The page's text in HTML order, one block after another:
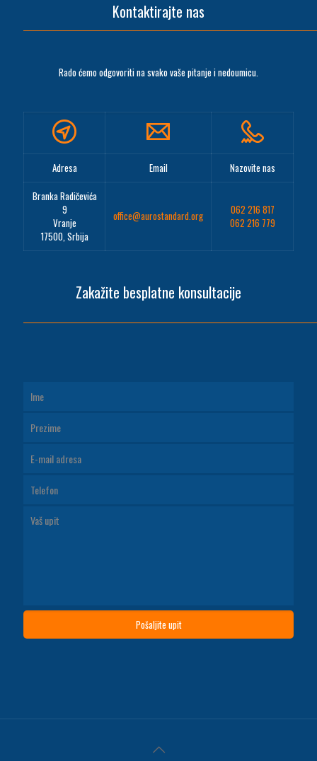
Kontaktirajte nas
Rado ćemo odgovoriti na svako vaše pitanje i nedoumicu.
Adresa Email
Nazovite nas
Branka Radičevića
9
Vranje
17500, Srbija
office@aurostandard.org
062 216 817
062 216 779
Zakažite besplatne konsultacije